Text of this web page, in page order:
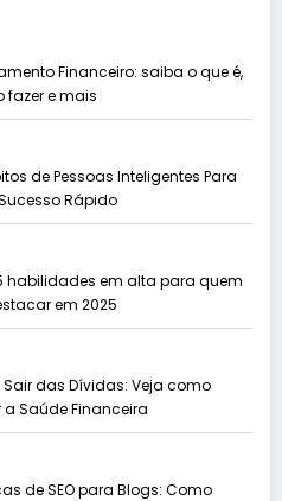
Financeiro: saiba o que é,
fazer e mais
de Pessoas Inteligentes Para
Rápido
habilidades em alta para quem
em 2025
das Dívidas: Veja como
a Saúde Financeira
de SEO para Blogs: Como